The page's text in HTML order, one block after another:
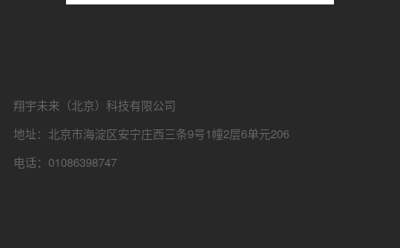
翔宇未来（北京）科技有限公司
地址：北京市海淀区安宁庄西三条9号1幢2层6单元206
电话：01086398747